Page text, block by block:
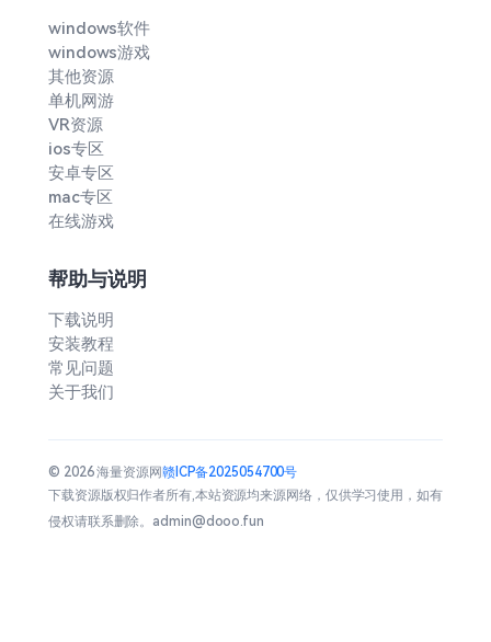
windows软件
windows游戏
其他资源
单机网游
VR资源
ios专区
安卓专区
mac专区
在线游戏
帮助与说明
下载说明
安装教程
常见问题
关于我们
© 2026 海量资源网赣ICP备2025054700号
下载资源版权归作者所有,本站资源均来源网络，仅供学习使用，如有
侵权请联系删除。admin@dooo.fun